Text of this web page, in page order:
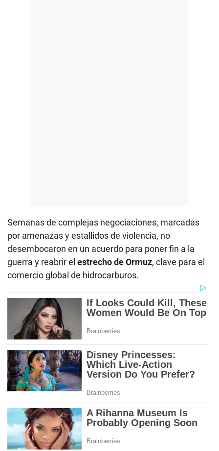
Semanas de complejas negociaciones, marcadas
por amenazas y estallidos de violencia, no
desembocaron en un acuerdo para poner fin a la
guerra y reabrir el estrecho de Ormuz, clave para el
comercio global de hidrocarburos.